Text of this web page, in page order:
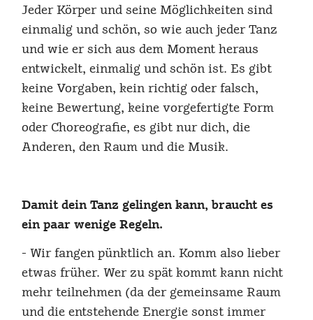
Jeder Körper und seine Möglichkeiten sind
einmalig und schön, so wie auch jeder Tanz
und wie er sich aus dem Moment heraus
entwickelt, einmalig und schön ist. Es gibt
keine Vorgaben, kein richtig oder falsch,
keine Bewertung, keine vorgefertigte Form
oder Choreografie, es gibt nur dich, die
Anderen, den Raum und die Musik.
Damit dein Tanz gelingen kann, braucht es
ein paar wenige Regeln.
- Wir fangen pünktlich an. Komm also lieber
etwas früher. Wer zu spät kommt kann nicht
mehr teilnehmen (da der gemeinsame Raum
und die entstehende Energie sonst immer